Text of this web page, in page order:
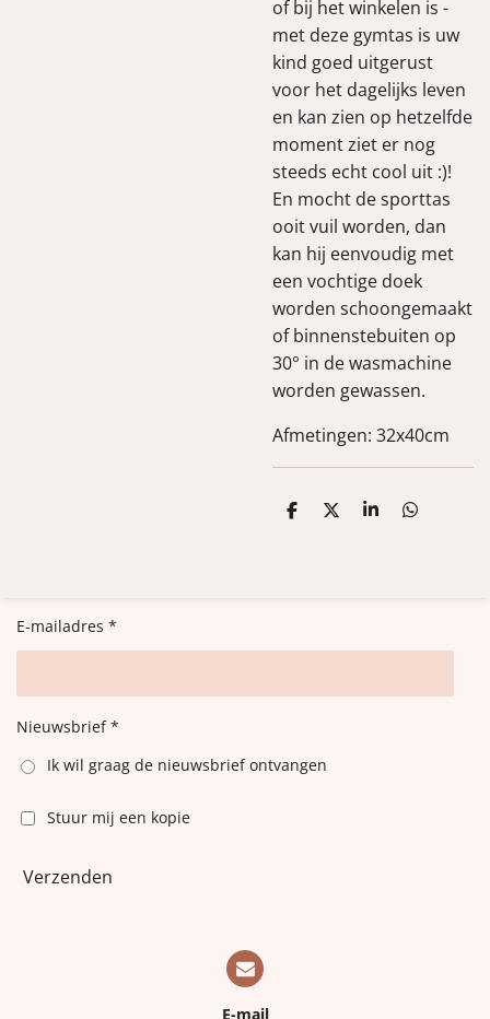
of bij het winkelen is -
met deze gymtas is uw
kind goed uitgerust
voor het dagelijks leven
en kan zien op hetzelfde
moment ziet er nog
steeds echt cool uit :)!
En mocht de sporttas
ooit vuil worden, dan
kan hij eenvoudig met
een vochtige doek
worden schoongemaakt
of binnenstebuiten op
30° in de wasmachine
worden gewassen.
Afmetingen: 32x40cm
D
D
S
D
E-mailadres *
Nieuwsbrief *
Ik wil graag de nieuwsbrief ontvangen
Stuur mij een kopie
Verzenden
E-mail